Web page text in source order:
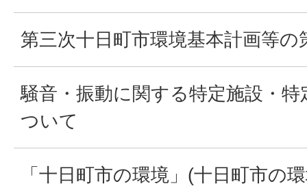
第三次十日町市環境基本計画等の
騒音・振動に関する特定施設・
ついて
「十日町市の環境」(十日町市の